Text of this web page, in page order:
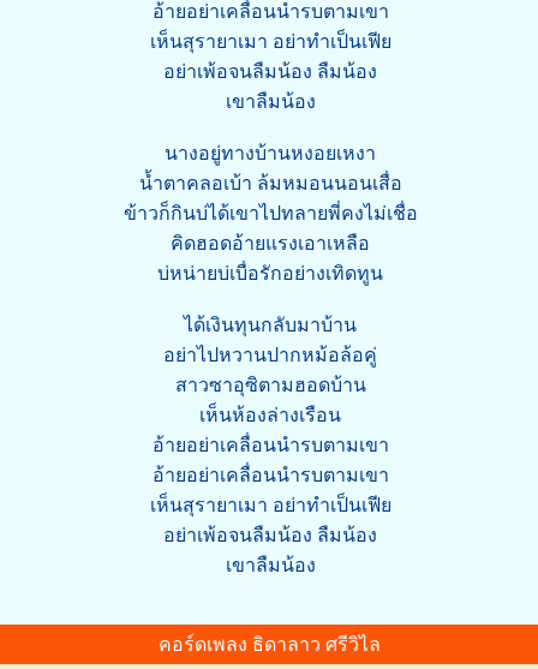
อ้ายอย่าเคลื่อนนำรบตามเขา
เห็นสุรายาเมา อย่าทำเป็นเฟีย
อย่าเพ้อจนลืมน้อง ลืมน้อง
เขาลืมน้อง
นางอยู่ทางบ้านหงอยเหงา
น้ำตาคลอเบ้า ล้มหมอนนอนเสื่อ
ข้าวก็กินบ่ได้เขาไปทลายพี่คงไม่เชื่อ
คิดฮอดอ้ายแรงเอาเหลือ
บ่หน่ายบ่เบื่อรักอย่างเทิดทูน
ได้เงินทุนกลับมาบ้าน
อย่าไปหวานปากหม้อล้อคู่
สาวซาอุซิตามฮอดบ้าน
เห็นห้องล่างเรือน
อ้ายอย่าเคลื่อนนำรบตามเขา
อ้ายอย่าเคลื่อนนำรบตามเขา
เห็นสุรายาเมา อย่าทำเป็นเฟีย
อย่าเพ้อจนลืมน้อง ลืมน้อง
เขาลืมน้อง
คอร์ดเพลง ธิดาลาว ศรีวิไล